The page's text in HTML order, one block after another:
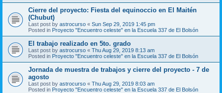
Cierre del proyecto: Fiesta del equinoccio en El Maitén
(Chubut)
Last post by astrocurso « Sun Sep 29, 2019 1:45 pm
Posted in Proyecto "Encuentro celeste" en la Escuela 337 de El Bolsón
El trabajo realizado en 5to. grado
Last post by astrocurso « Thu Aug 29, 2019 8:13 am
Posted in Proyecto "Encuentro celeste" en la Escuela 337 de El Bolsón
Jornada de muestra de trabajos y cierre del proyecto - 7 de
agosto
Last post by astrocurso « Thu Aug 29, 2019 8:03 am
Posted in Proyecto "Encuentro celeste" en la Escuela 337 de El Bolsón